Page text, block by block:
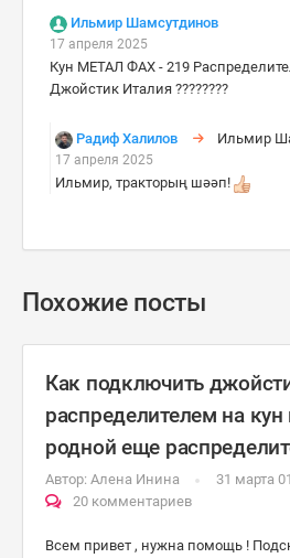
Ильмир Шамсутдинов
17 апреля 2025
Кун МЕТАЛ ФАХ - 219
Джойстик Италия ????????
Радиф Халилов Ильмир
17 апреля 2025
Ильмир, тракторың шәәп!
Похожие посты
Как подключить
распределителем на кун
родной еще
Автор: Алена Инина
31 марта
20 комментариев
Всем привет , нужна помощь !